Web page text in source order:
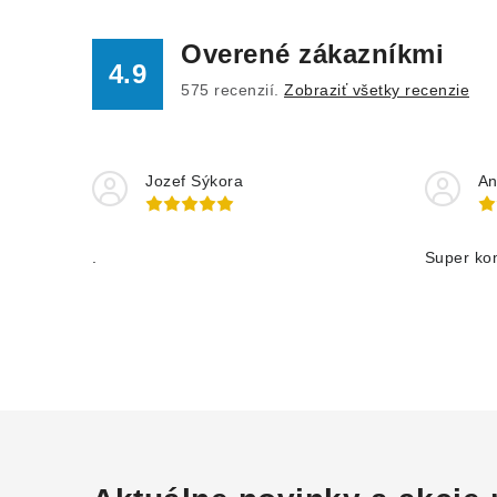
4.9
Overené zákazníkmi
575 recenzií. Zobraziť všetky recenzie
Jozef Sýkora
Super